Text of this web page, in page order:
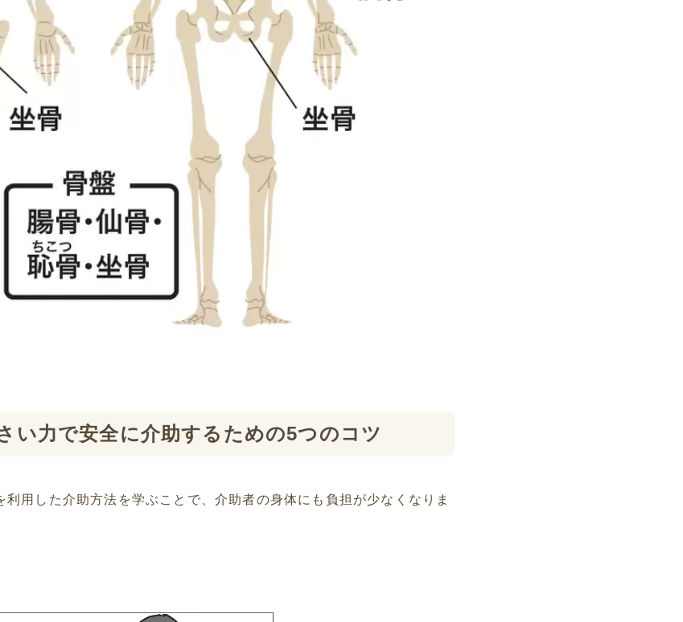
い力で安全に介助するための5つのコツ
用した介助方法を学ぶことで、介助者の身体にも負担が少なくなりま